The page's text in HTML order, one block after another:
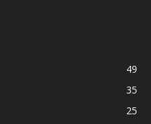
49
35
25